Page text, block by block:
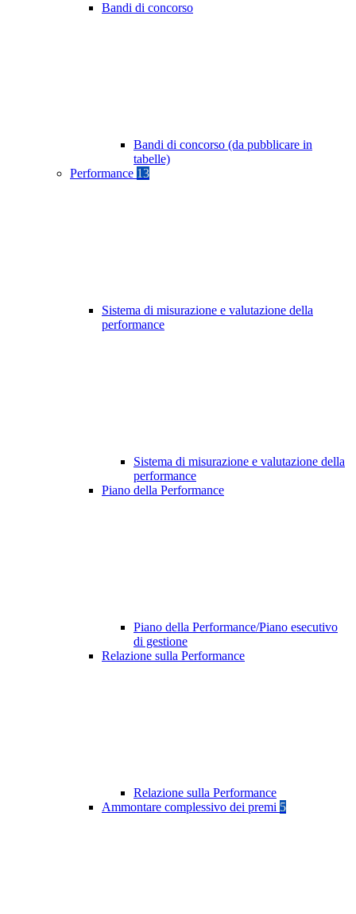
Bandi di concorso
Bandi di concorso (da pubblicare in
tabelle)
Performance 13
Sistema di misurazione e valutazione della
performance
Sistema di misurazione e valutazione della
performance
Piano della Performance
Piano della Performance/Piano esecutivo
di gestione
Relazione sulla Performance
Relazione sulla Performance
Ammontare complessivo dei premi 5